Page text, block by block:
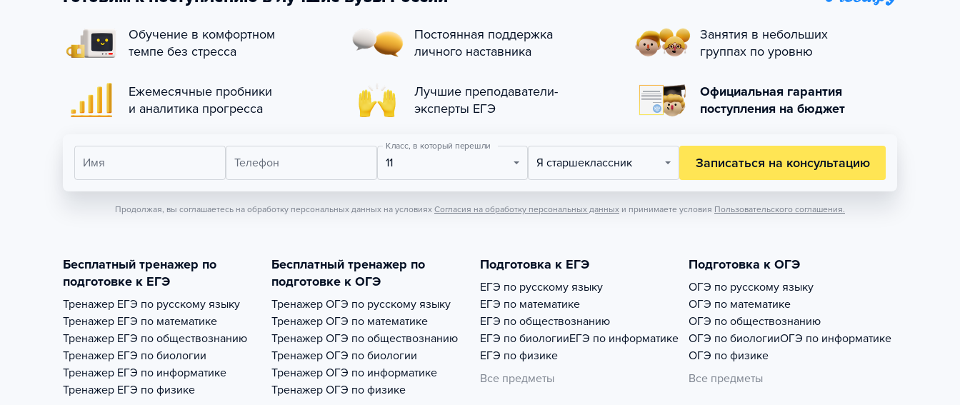
Обучение в комфортном
темпе без стресса
Постоянная поддержка
личного наставника
Занятия в небольших
группах по уровню
Ежемесячные пробники
и аналитика прогресса
Лучшие преподаватели-
эксперты ЕГЭ
Официальная гарантия
поступления на бюджет
Имя Телефон
Класс, в который перешли
11 Я старшеклассник Записаться на консультацию
Продолжая, вы соглашаетесь на обработку персональных данных на условиях Согласия на обработку персональных данных и принимаете условия Пользовательского соглашения.
Бесплатный тренажер по
подготовке к ЕГЭ
Тренажер ЕГЭ по русскому языку
Тренажер ЕГЭ по математике
Тренажер ЕГЭ по обществознанию
Тренажер ЕГЭ по биологии
Тренажер ЕГЭ по информатике
Тренажер ЕГЭ по физике
Бесплатный тренажер по
подготовке к ОГЭ
Тренажер ОГЭ по русскому языку
Тренажер ОГЭ по математике
Тренажер ОГЭ по обществознанию
Тренажер ОГЭ по биологии
Тренажер ОГЭ по информатике
Тренажер ОГЭ по физике
Подготовка к ЕГЭ
ЕГЭ по русскому языку
ЕГЭ по математике
ЕГЭ по обществознанию
ЕГЭ по биологииЕГЭ по информатике
ЕГЭ по физике
Все предметы
Подготовка к ОГЭ
ОГЭ по русскому языку
ОГЭ по математике
ОГЭ по обществознанию
ОГЭ по биологииОГЭ по информатике
ОГЭ по физике
Все предметы